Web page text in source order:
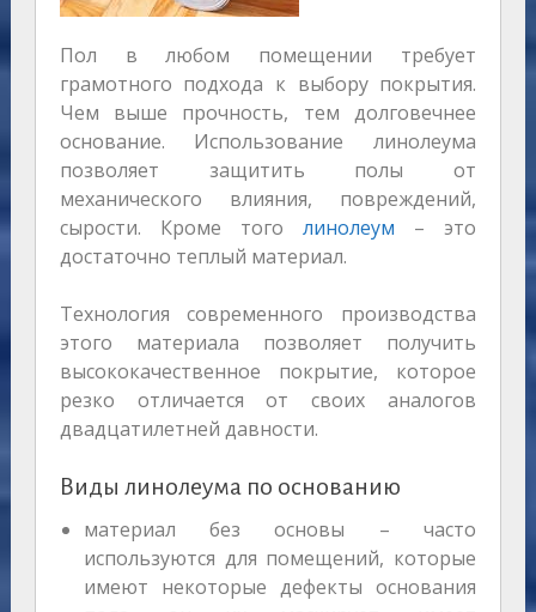
Пол в любом помещении требует
грамотного подхода к выбору покрытия.
Чем выше прочность, тем долговечнее
основание. Использование линолеума
позволяет защитить полы от
механического влияния, повреждений,
сырости. Кроме того линолеум – это
достаточно теплый материал.
Технология современного производства
этого материала позволяет получить
высококачественное покрытие, которое
резко отличается от своих аналогов
двадцатилетней давности.
Виды линолеума по основанию
материал без основы – часто
используются для помещений, которые
имеют некоторые дефекты основания